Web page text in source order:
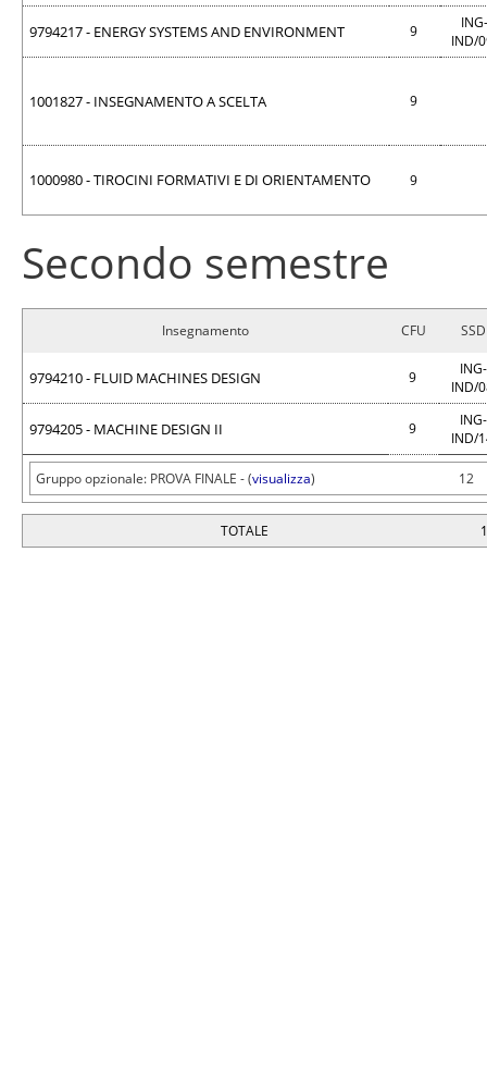
9794217 - ENERGY SYSTEMS AND ENVIRONMENT 9
ING-
IND/
1001827 - INSEGNAMENTO A SCELTA 9
1000980 - TIROCINI FORMATIVI E DI ORIENTAMENTO 9
Secondo semestre
Insegnamento CFU SSD
9794210 - FLUID MACHINES DESIGN 9
ING-
IND/
9794205 - MACHINE DESIGN II 9
ING-
IND/
Gruppo opzionale: PROVA FINALE - (visualizza) 12
TOTALE